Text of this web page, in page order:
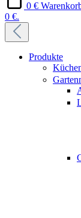
0 €
0 €.
Produkte